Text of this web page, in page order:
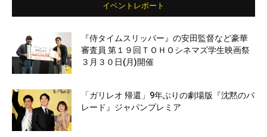
イベントレポート
『侍タイムスリッパー』の安田監督など豪華
審査員 第１９回ＴＯＨＯシネマズ学生映画祭
３月３０日(月)開催
「ガリレオ 帰還」9年ぶりの劇場版『沈黙のパ
レード』ジャパンプレミア